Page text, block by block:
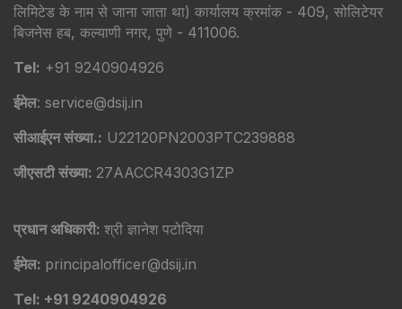
लिमिटेड के नाम से जाना जाता था) कार्यालय क्रमांक - 409, सोलिटेयर
बिजनेस हब, कल्याणी नगर, पुणे - 411006.
Tel: +91 9240904926
ईमेल: service@dsij.in
सीआईएन संख्या.: U22120PN2003PTC239888
जीएसटी संख्या: 27AACCR4303G1ZP
प्रधान अधिकारी: श्री ज्ञानेश पटोदिया
ईमेल: principalofficer@dsij.in
Tel: +91 9240904926